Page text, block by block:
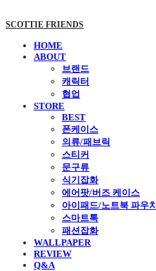
SCOTTIE FRIENDS
HOME
ABOUT
브랜드
캐릭터
협업
STORE
BEST
폰케이스
의류/패브릭
스티커
문구류
식기잡화
에어팟/버즈 케이스
아이패드/노트북 파우치
스마트톡
패션잡화
WALLPAPER
REVIEW
Q&A